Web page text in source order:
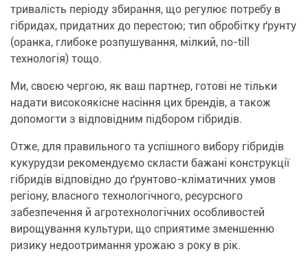
тривалість періоду збирання, що регулює потребу в
гібридах, придатних до перестою; тип обробітку ґрунту
(оранка, глибоке розпушування, мілкий, no-till
технологія) тощо.
Ми, своєю чергою, як ваш партнер, готові не тільки
надати високоякісне насіння цих брендів, а також
допомогти з відповідним підбором гібридів.
Отже, для правильного та успішного вибору гібридів
кукурудзи рекомендуємо скласти бажані конструкції
гібридів відповідно до ґрунтово-кліматичних умов
регіону, власного технологічного, ресурсного
забезпечення й агротехнологічних особливостей
вирощування культури, що сприятиме зменшенню
ризику недоотримання урожаю з року в рік.